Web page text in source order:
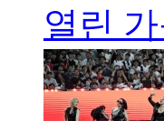
열린